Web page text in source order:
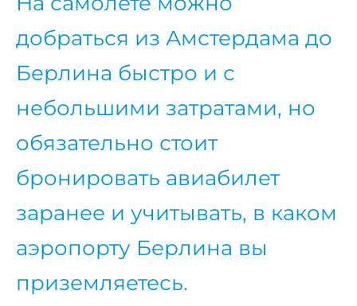
добраться из Амстердама до
Берлина быстро и с
небольшими затратами, но
обязательно стоит
бронировать авиабилет
заранее и учитывать, в каком
аэропорту Берлина вы
приземляетесь.